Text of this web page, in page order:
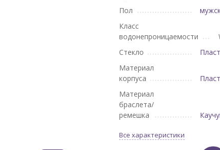
Пол
Класс
водонепроницаемости
Стекло
Материал
корпуса
Материал
браслета/
ремешка
Все характеристики